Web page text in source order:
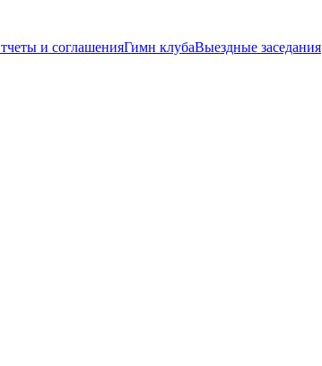
и соглашенияГимн клубаВыездные заседания